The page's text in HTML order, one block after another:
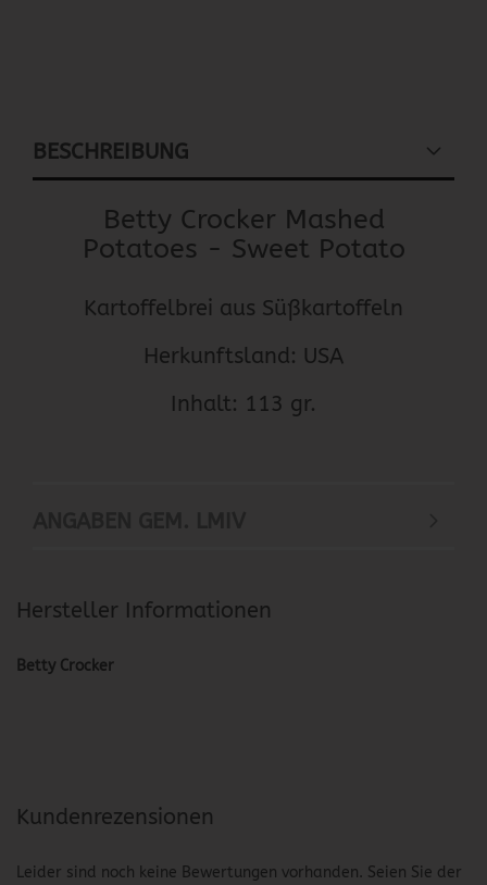
BESCHREIBUNG
Betty Crocker Mashed
Potatoes - Sweet Potato
Kartoffelbrei aus Süßkartoffeln
Herkunftsland: USA
Inhalt: 113 gr.
Hersteller Informationen
Betty Crocker
Kundenrezensionen
Leider sind noch keine Bewertungen vorhanden. Seien Sie der